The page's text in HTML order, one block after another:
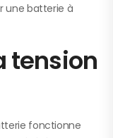
une batterie à
tension
fonctionne